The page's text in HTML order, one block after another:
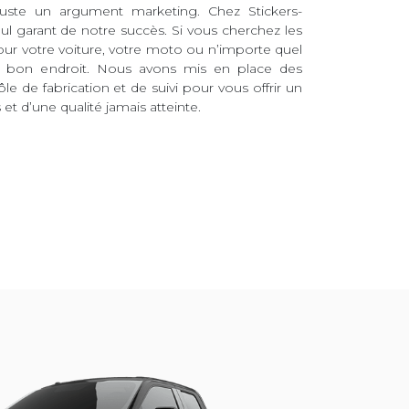
un argument marketing. Chez Stickers-
garant de notre succès. Si vous cherchez les
votre voiture, votre moto ou n’importe quel
bon endroit. Nous avons mis en place des
de fabrication et de suivi pour vous offrir un
d’une qualité jamais atteinte.